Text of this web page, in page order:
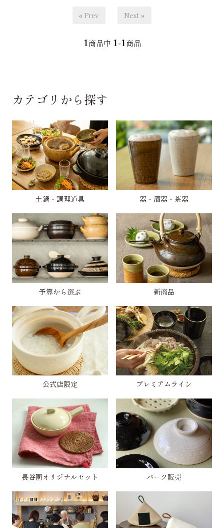
« Prev Next »
1商品中 1-1商品
カテゴリから探す
土鍋・調理道具 器・酒器・茶器
予算から選ぶ 新商品
公式店限定 プレミアムライン
長谷園オリジナルセット パーツ販売